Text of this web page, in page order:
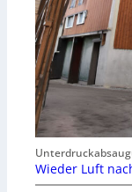
Wieder Luft